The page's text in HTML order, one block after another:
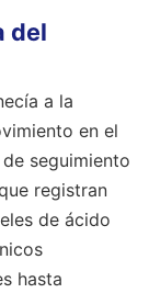
del
a la
en el
seguimiento
registran
de ácido
hasta